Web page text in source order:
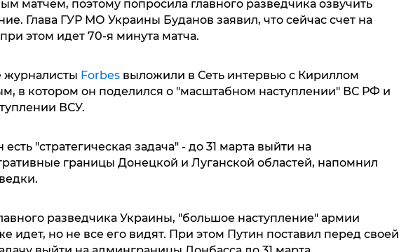
матчем, поэтому попросила главного разведчика озвучить
Глава ГУР МО Украины Буданов заявил, что сейчас счет на
при этом идет 70-я минута матча.
журналисты Forbesвыложили в Сеть интервью с Кириллом
в котором он поделился о "масштабном наступлении" ВС РФ и
ВСУ.
есть "стратегическая задача" - до 31 марта выйти на
границы Донецкой и Луганской областей, напомнил
разведчика Украины, "большое наступление" армии
идет, но не все его видят. При этом Путин поставил перед своей